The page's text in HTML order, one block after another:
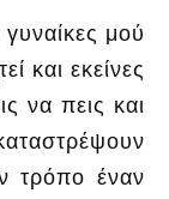
μού
και εκείνες
να πεις και
τρόπο έναν